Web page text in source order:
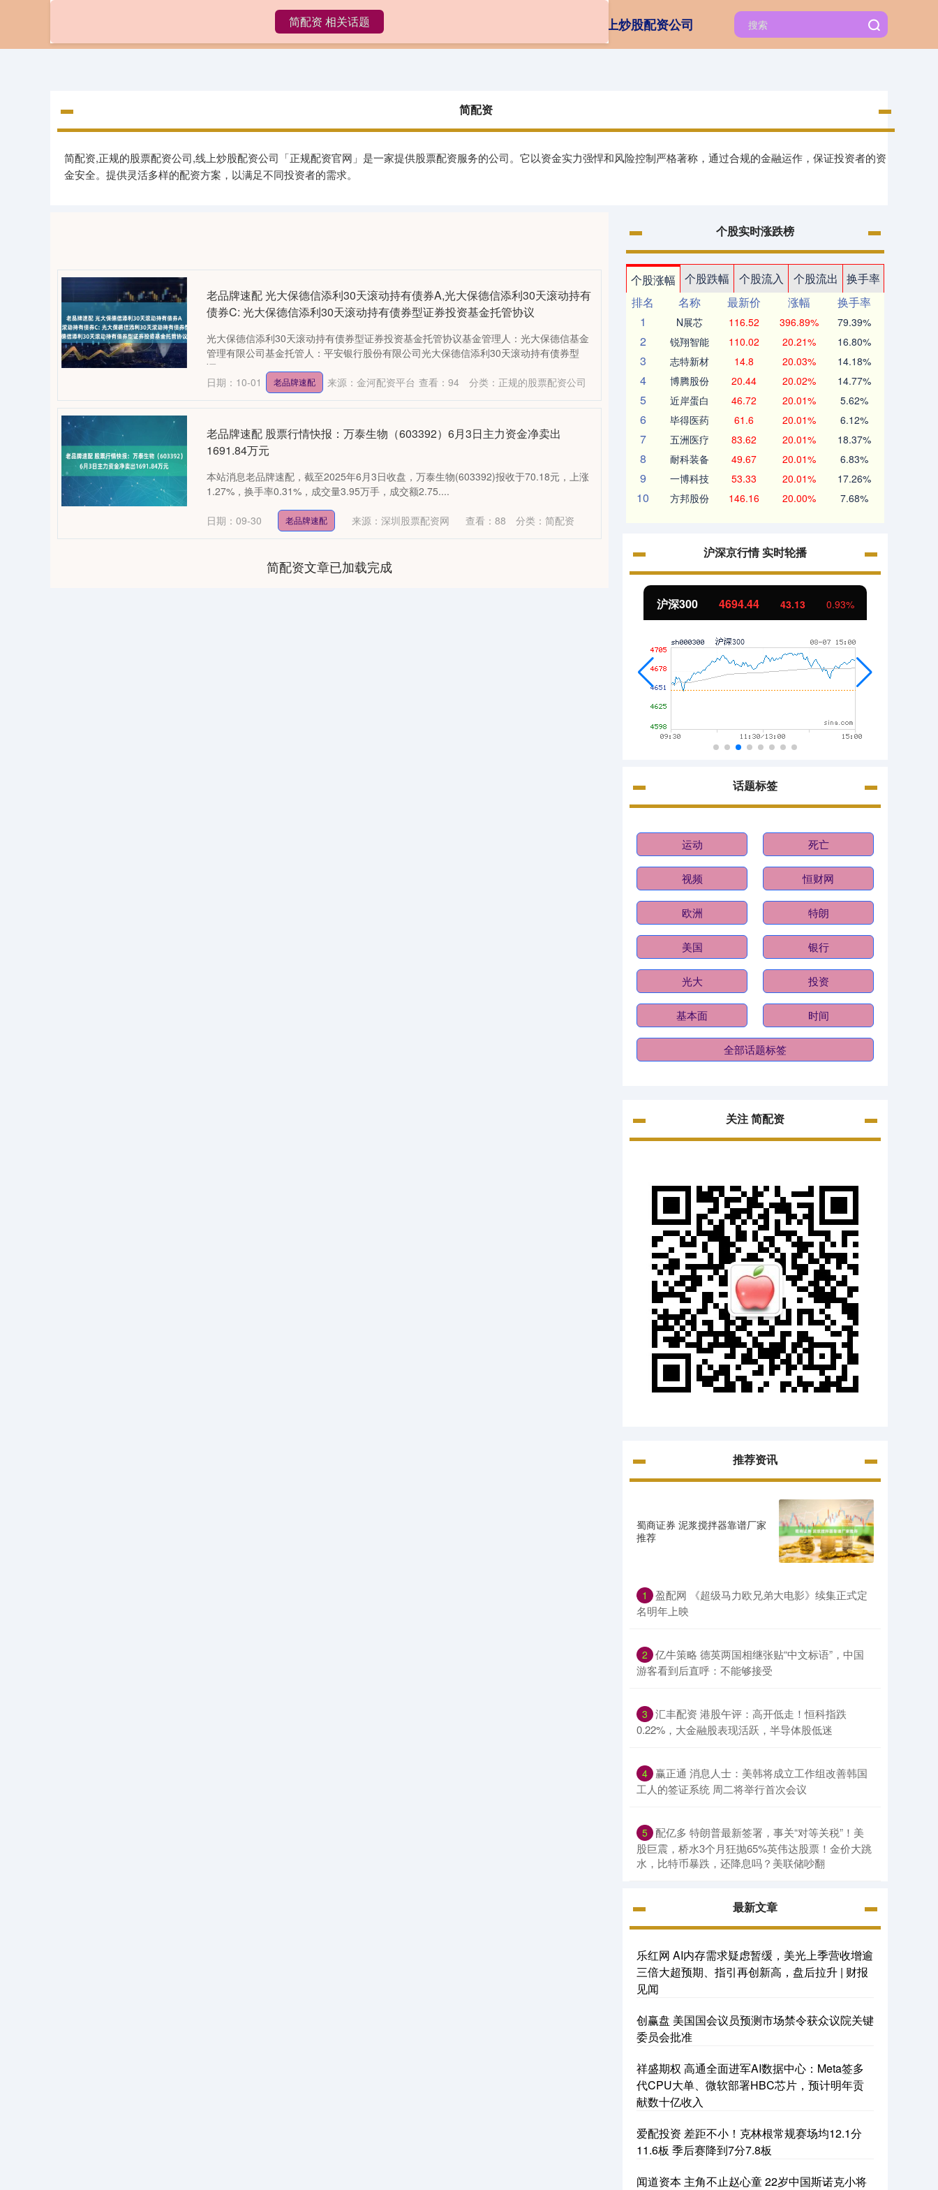
简配资 线上炒股配资公司
简配资
简配资,正规的股票配资公司,线上炒股配资公司「正规配资官网」是一家提供股票配资服务的公司。它以资金实力强悍和风险控制严格著称，通过合规的金融运作，保证投资者的资
金安全。提供灵活多样的配资方案，以满足不同投资者的需求。
简配资 相关话题
老品牌速配 光大保德信添利30天滚动持有债券A,光大保德信添利30天滚动持有
债券C: 光大保德信添利30天滚动持有债券型证券投资基金托管协议
光大保德信添利30天滚动持有债券型证券投资基金托管协议基金管理人：光大保德信基金
管理有限公司基金托管人：平安银行股份有限公司光大保德信添利30天滚动持有债券型
证....
日期：10-01
老品牌速配 来源：金河配资平台 查看：94 分类： 正规的股票配资公司
老品牌速配 股票行情快报：万泰生物（603392）6月3日主力资金净卖出
1691.84万元
本站消息老品牌速配，截至2025年6月3日收盘，万泰生物(603392)报收于70.18元，上涨
1.27%，换手率0.31%，成交量3.95万手，成交额2.75....
日期：09-30 老品牌速配 来源：深圳股票配资网 查看： 88 分类： 简配资
简配资文章已加载完成
个股实时涨跌榜
个股涨幅 个股跌幅 个股流入 个股流出
换手率
排名
名称 最新价 涨幅
换手率
1
N展芯 116.52 396.89% 79.39%
2 锐翔智能 110.02 20.21% 16.80%
3 志特新材 14.8 20.03% 14.18%
4 博腾股份 20.44 20.02% 14.77%
5 近岸蛋白 46.72 20.01% 5.62%
6 毕得医药 61.6 20.01% 6.12%
7 五洲医疗 83.62 20.01% 18.37%
8 耐科装备 49.67 20.01% 6.83%
9 一博科技 53.33 20.01% 17.26%
10 方邦股份 146.16 20.00% 7.68%
沪深京行情 实时轮播
沪深300 4694.44 43.13 0.93%
话题标签
运动 死亡
视频 恒财网
欧洲 特朗
美国 银行
光大 投资
基本面 时间
全部话题标签
关注 简配资
推荐资讯
蜀商证券 泥浆搅拌器靠谱厂家
推荐
1
盈配网 《超级马力欧兄弟大电影》续集正式定
名明年上映
2 亿牛策略 德英两国相继张贴“中文标语”，中国
游客看到后直呼：不能够接受
3 汇丰配资 港股午评：高开低走！恒科指跌
0.22%，大金融股表现活跃，半导体股低迷
4 赢正通 消息人士：美韩将成立工作组改善韩国
工人的签证系统 周二将举行首次会议
5 配亿多 特朗普最新签署，事关“对等关税”！美
股巨震，桥水3个月狂抛65%英伟达股票！金价大跳
水，比特币暴跌，还降息吗？美联储吵翻
最新文章
乐红网 AI内存需求疑虑暂缓，美光上季营收增逾
三倍大超预期、指引再创新高，盘后拉升 | 财报
见闻
创赢盘 美国国会议员预测市场禁令获众议院关键
委员会批准
祥盛期权 高通全面进军AI数据中心：Meta签多
代CPU大单、微软部署HBC芯片，预计明年贡
献数十亿收入
爱配投资 差距不小！克林根常规赛场均12.1分
11.6板 季后赛降到7分7.8板
闻道资本 主角不止赵心童 22岁中国斯诺克小将